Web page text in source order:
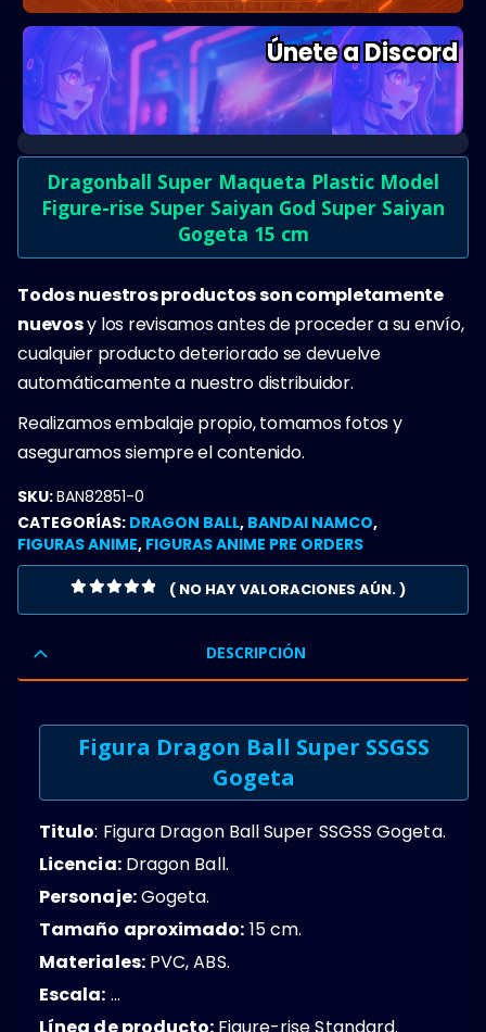
Únete a Discord
Dragonball Super Maqueta Plastic Model
Figure-rise Super Saiyan God Super Saiyan
Gogeta 15 cm
Todos nuestros productos son completamente
nuevosy los revisamos antes de proceder a su envío,
cualquier producto deteriorado se devuelve
automáticamente a nuestro distribuidor.
Realizamos embalaje propio, tomamos fotos y
aseguramos siempre el contenido.
SKU:BAN82851-0
CATEGORÍAS: DRAGON BALL, BANDAI NAMCO,
FIGURAS ANIME, FIGURAS ANIME PRE ORDERS
( NO HAY VALORACIONES AÚN. )
DESCRIPCIÓN
Figura Dragon Ball Super SSGSS
Gogeta
Titulo: Figura Dragon Ball Super SSGSS Gogeta.
Licencia:Dragon Ball.
Personaje:Gogeta.
Tamaño aproximado: 15 cm.
Materiales:PVC, ABS.
Escala: …
Línea de producto: Figure-rise Standard.